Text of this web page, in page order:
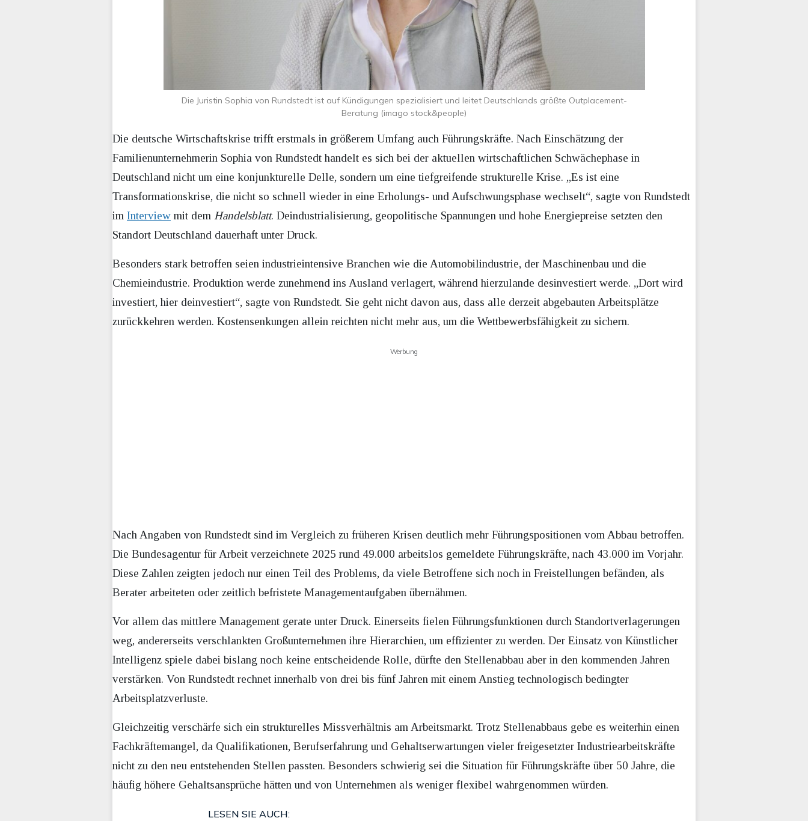
Die Juristin Sophia von Rundstedt ist auf Kündigungen spezialisiert und leitet Deutschlands größte Outplacement-
Beratung (imago stock&people)
Die deutsche Wirtschaftskrise trifft erstmals in größerem Umfang auch Führungskräfte. Nach Einschätzung der
Familienunternehmerin Sophia von Rundstedt handelt es sich bei der aktuellen wirtschaftlichen Schwächephase in
Deutschland nicht um eine konjunkturelle Delle, sondern um eine tiefgreifende strukturelle Krise. „Es ist eine
Transformationskrise, die nicht so schnell wieder in eine Erholungs- und Aufschwungsphase wechselt“, sagte von Rundstedt
im Interview mit dem Handelsblatt. Deindustrialisierung, geopolitische Spannungen und hohe Energiepreise setzten den
Standort Deutschland dauerhaft unter Druck.
Besonders stark betroffen seien industrieintensive Branchen wie die Automobilindustrie, der Maschinenbau und die
Chemieindustrie. Produktion werde zunehmend ins Ausland verlagert, während hierzulande desinvestiert werde. „Dort wird
investiert, hier deinvestiert“, sagte von Rundstedt. Sie geht nicht davon aus, dass alle derzeit abgebauten Arbeitsplätze
zurückkehren werden. Kostensenkungen allein reichten nicht mehr aus, um die Wettbewerbsfähigkeit zu sichern.
Werbung
Nach Angaben von Rundstedt sind im Vergleich zu früheren Krisen deutlich mehr Führungspositionen vom Abbau betroffen.
Die Bundesagentur für Arbeit verzeichnete 2025 rund 49.000 arbeitslos gemeldete Führungskräfte, nach 43.000 im Vorjahr.
Diese Zahlen zeigten jedoch nur einen Teil des Problems, da viele Betroffene sich noch in Freistellungen befänden, als
Berater arbeiteten oder zeitlich befristete Managementaufgaben übernähmen.
Vor allem das mittlere Management gerate unter Druck. Einerseits fielen Führungsfunktionen durch Standortverlagerungen
weg, andererseits verschlankten Großunternehmen ihre Hierarchien, um effizienter zu werden. Der Einsatz von Künstlicher
Intelligenz spiele dabei bislang noch keine entscheidende Rolle, dürfte den Stellenabbau aber in den kommenden Jahren
verstärken. Von Rundstedt rechnet innerhalb von drei bis fünf Jahren mit einem Anstieg technologisch bedingter
Arbeitsplatzverluste.
Gleichzeitig verschärfe sich ein strukturelles Missverhältnis am Arbeitsmarkt. Trotz Stellenabbaus gebe es weiterhin einen
Fachkräftemangel, da Qualifikationen, Berufserfahrung und Gehaltserwartungen vieler freigesetzter Industriearbeitskräfte
nicht zu den neu entstehenden Stellen passten. Besonders schwierig sei die Situation für Führungskräfte über 50 Jahre, die
häufig höhere Gehaltsansprüche hätten und von Unternehmen als weniger flexibel wahrgenommen würden.
LESEN SIE AUCH: